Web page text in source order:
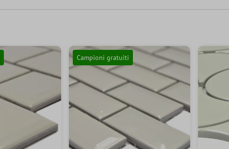
Campioni gratuiti